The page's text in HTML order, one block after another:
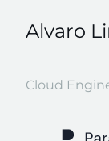
Alvaro
Cloud